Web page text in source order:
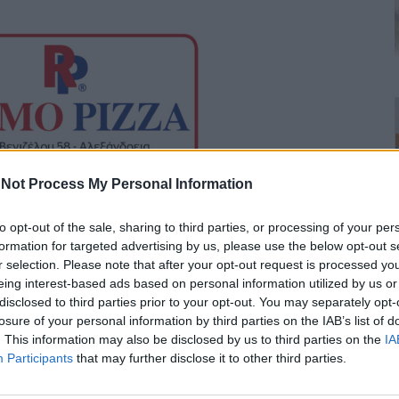
Not Process My Personal Information
opt-out of the sale, sharing to third parties, or processing of your
for targeted advertising by us, please use the below opt-out
selection. Please note that after your opt-out request is processed
interest-based ads based on personal information utilized by us
to third parties prior to your opt-out. You may separately
of your personal information by third parties on the IAB’s list of
This information may also be disclosed by us to third parties on the
Participants that may further disclose it to other third parties.
μας είναι ένας ολόκληρος κόσμος.Ολόκληρο το
οικογένειες. Είμαστε όλοι μαζί σας την ώρα της
άδικο πόλεμο, τον πόλεμο για το σπίτι μας»,
πολίτες του Ισραήλ:θα ολοκληρώσουμε τη
νίκη